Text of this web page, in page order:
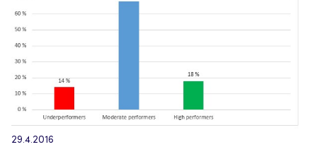
29.4.2016